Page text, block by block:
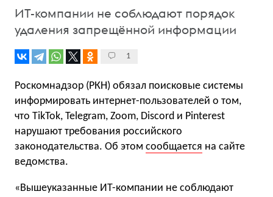
ИТ-компании не соблюдают порядок
удаления запрещённой информации
1
Роскомнадзор (РКН) обязал поисковые системы
информировать интернет-пользователей о том,
что TikTok, Telegram, Zoom, Discord и Pinterest
нарушают требования российского
законодательства. Об этом сообщается на сайте
ведомства.
«Вышеуказанные ИТ-компании не соблюдают